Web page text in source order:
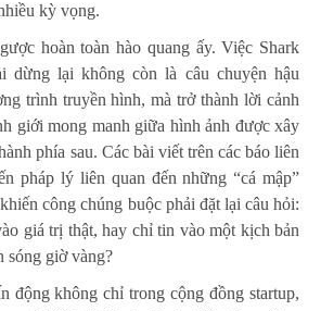
kỳ vọng.
hoàn toàn hào quang ấy. Việc Shark
dừng lại không còn là câu chuyện hậu
trình truyền hình, mà trở thành lời cảnh
giới mong manh giữa hình ảnh được xây
phía sau. Các bài viết trên các báo liên
pháp lý liên quan đến những “cá mập”
công chúng buộc phải đặt lại câu hỏi:
giá trị thật, hay chỉ tin vào một kịch bản
sóng giờ vàng?
động không chỉ trong cộng đồng startup,